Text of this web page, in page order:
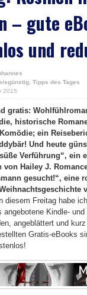
– gute
und
Tipps des Tages
2015
gratis:
historische
ein
Und heute
Verführung“, ein
von Hailey J.
gesucht!“, eine
diesem Freitag habe
angebotene Kindle- und
angeblättert und
Gratis-eBooks